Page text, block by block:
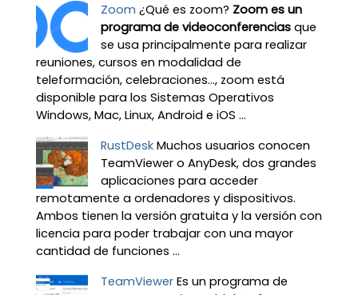
Zoom ¿Qué es zoom? Zoom es un
programa de videoconferenciasque
se usa principalmente para realizar
reuniones, cursos en modalidad de
teleformación, celebraciones…, zoom está
disponible para los Sistemas Operativos
Windows, Mac, Linux, Android e iOS ...
RustDesk Muchos usuarios conocen
TeamViewer o AnyDesk, dos grandes
aplicaciones para acceder
remotamente a ordenadores y dispositivos.
Ambos tienen la versión gratuita y la versión con
licencia para poder trabajar con una mayor
cantidad de funciones ...
TeamViewer Es un programa de